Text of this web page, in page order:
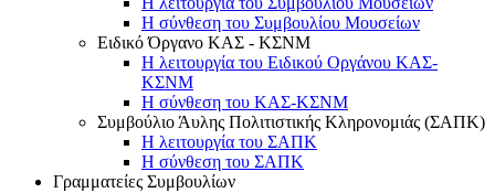
Η σύνθεση του Συμβουλίου Μουσείων
Ειδικό Όργανο ΚΑΣ - ΚΣΝΜ
Η λειτουργία του Ειδικού Οργάνου ΚΑΣ-
ΚΣΝΜ
Η σύνθεση του ΚΑΣ-ΚΣΝΜ
Συμβούλιο Άυλης Πολιτιστικής Κληρονομιάς (ΣΑΠΚ)
Η λειτουργία του ΣΑΠΚ
Η σύνθεση του ΣΑΠΚ
Γραμματείες Συμβουλίων